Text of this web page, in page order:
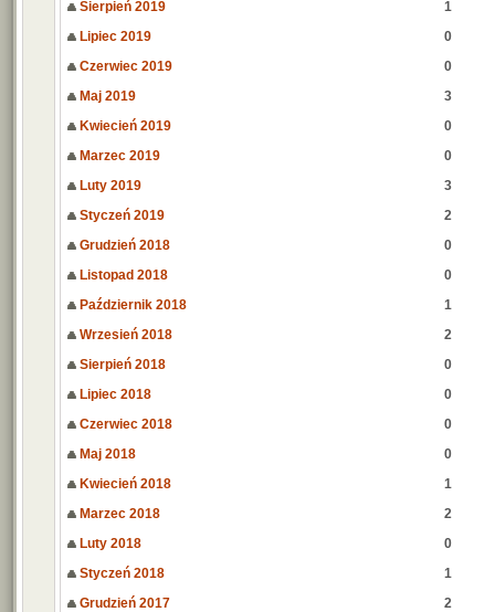
Sierpień 2019
1
Lipiec 2019
0
Czerwiec 2019
0
Maj 2019
3
Kwiecień 2019
0
Marzec 2019
0
Luty 2019
3
Styczeń 2019
2
Grudzień 2018
0
Listopad 2018
0
Październik 2018
1
Wrzesień 2018
2
Sierpień 2018
0
Lipiec 2018
0
Czerwiec 2018
0
Maj 2018
0
Kwiecień 2018
1
Marzec 2018
2
Luty 2018
0
Styczeń 2018
1
Grudzień 2017
2